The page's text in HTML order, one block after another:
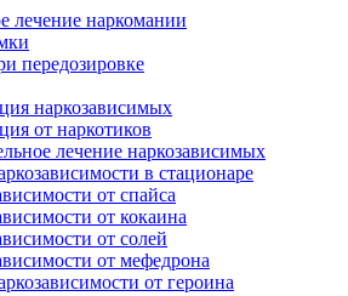
лечение наркомании
передозировке
наркозависимых
от наркотиков
лечение наркозависимых
в стационаре
от спайса
от кокаина
от солей
от мефедрона
от героина